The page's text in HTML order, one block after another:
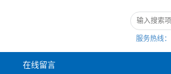
服务热线：
在线留言